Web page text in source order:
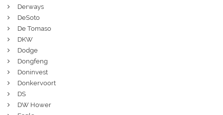
Derways
DeSoto
De Tomaso
DKW
Dodge
Dongfeng
Doninvest
Donkervoort
DS
DW Hower